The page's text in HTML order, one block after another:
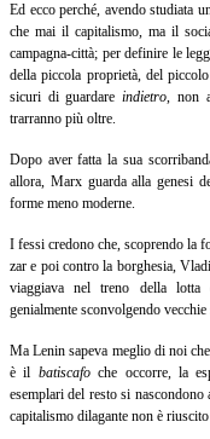
Ed ecco perché, avendo studiata
che mai il capitalismo, ma il
campagna-città; per definire le
della piccola proprietà, del
sicuri di guardareindietro, non
trarranno più oltre.
Dopo aver fatta la sua
allora, Marx guarda alla genesi
forme meno moderne.
I fessi credono che, scoprendo la
zar e poi contro la borghesia,
viaggiava nel treno della lotta
genialmente sconvolgendo vecchie
Ma Lenin sapeva meglio di noi
è il batiscafoche occorre, la
esemplari del resto si
capitalismo dilagante non è